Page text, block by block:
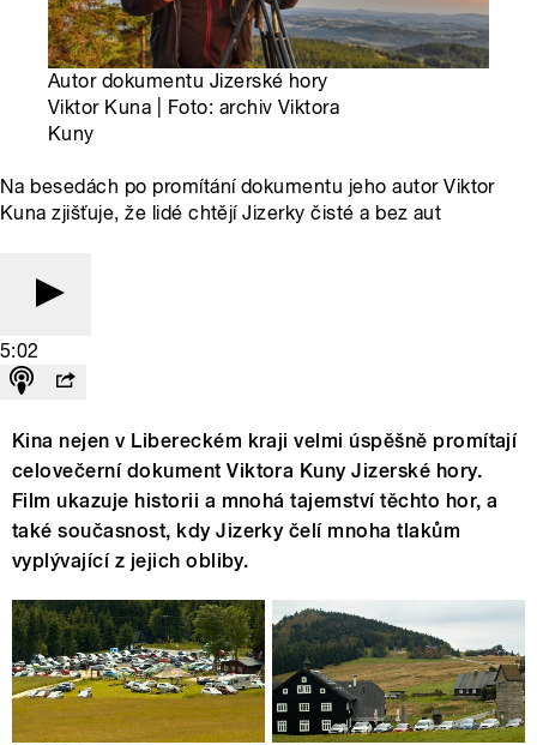
Autor dokumentu Jizerské hory
Viktor Kuna | Foto: archiv Viktora
Kuny
Na besedách po promítání dokumentu jeho autor Viktor
Kuna zjišťuje, že lidé chtějí Jizerky čisté a bez aut
5:02
Kina nejen v Libereckém kraji velmi úspěšně promítají
celovečerní dokument Viktora Kuny Jizerské hory.
Film ukazuje historii a mnohá tajemství těchto hor, a
také současnost, kdy Jizerky čelí mnoha tlakům
vyplývající z jejich obliby.